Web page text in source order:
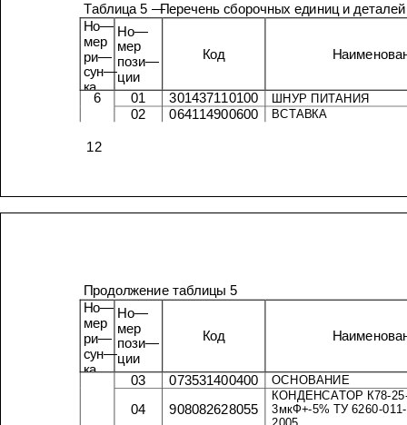
Продолжение таблицы 5
Но—
мер
ри—
сун—
ка
Но—
мер
пози—
ции
Код
6 01 301437110100 ШНУР ПИТАНИЯ
02 064114900600 ВСТАВКА
Таблица 5 — Перечень сборочных единиц и деталей
12
Продолжение таблицы 5
Но—
мер
ри—
сун—
ка
Но—
мер
пози—
ции
Код
03 073531400400 ОСНОВАНИЕ
04 908082628055
КОНДЕНСАТОР К
3 мкФ +-5% ТУ